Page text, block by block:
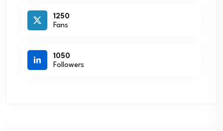
1250
Fans
1050
Followers